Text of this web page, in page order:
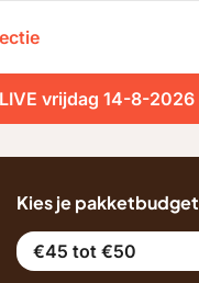
vrijdag 14-8-2026
Kies je pakketbudget
€45 tot €50